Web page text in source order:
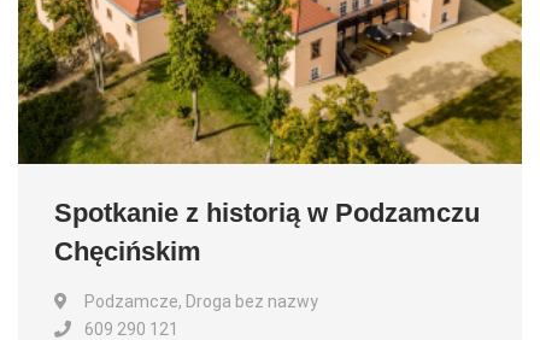
Spotkanie z historią w Podzamczu
Chęcińskim
Podzamcze, Droga bez nazwy
609 290 121